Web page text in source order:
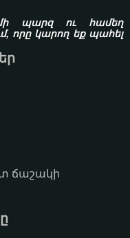
պարզ ու համեղ
որը կարող եք պահել
ճաշակի